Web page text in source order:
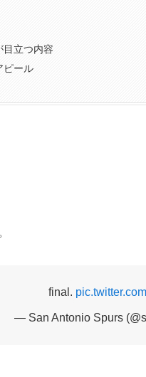
目立つ内容
ピール
final.
— San Antonio Spurs